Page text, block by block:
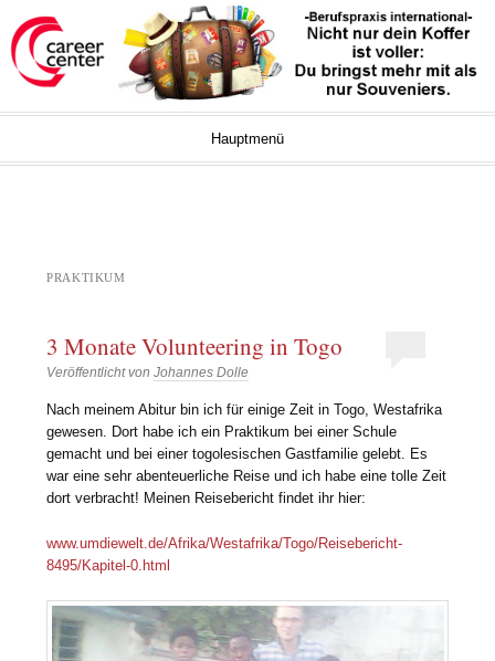
Career Center Blog
UNIVERSITÄT BREMEN
Hauptmenü
PRAKTIKUM
3 Monate Volunteering in Togo
Veröffentlicht vonJohannes Dolle
Nach meinem Abitur bin ich für einige Zeit in Togo, Westafrika
gewesen. Dort habe ich ein Praktikum bei einer Schule
gemacht und bei einer togolesischen Gastfamilie gelebt. Es
war eine sehr abenteuerliche Reise und ich habe eine tolle Zeit
dort verbracht! Meinen Reisebericht findet ihr hier:
www.umdiewelt.de/Afrika/Westafrika/Togo/Reisebericht-
8495/Kapitel-0.html